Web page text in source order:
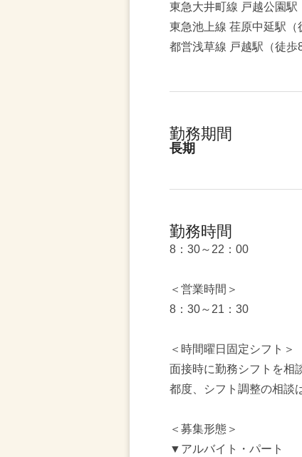
東急大井町線 戸越公園駅
東急池上線 荏原中延駅（
都営浅草線 戸越駅（徒歩8
勤務期間
長期
勤務時間
8：30～22：00
＜営業時間＞
8：30～21：30
＜時間曜日固定シフト＞
面接時に勤務シフトを相
都度、シフト調整の相談
＜募集形態＞
▼アルバイト・パート